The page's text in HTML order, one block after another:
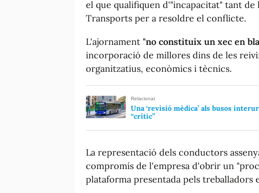
el que qualifiquen d'"incapacitat" tant de
Transports per a resoldre el conflicte.
L'ajornament "no constituix un xec en
incorporació de millores dins de les
organitzatius, econòmics i tècnics.
Relacionat
Una ‘revisió mèdica’ als busos
“crític”
La representació dels conductors
compromís de l'empresa d'obrir un
plataforma presentada pels treballadors